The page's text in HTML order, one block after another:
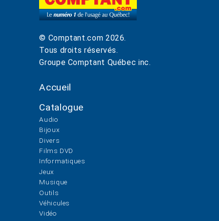
© Comptant.com 2026.
Tous droits réservés.
Groupe Comptant Québec inc.
Accueil
Catalogue
Audio
Bijoux
Divers
Films DVD
Informatiques
Jeux
Musique
Outils
Véhicules
Vidéo